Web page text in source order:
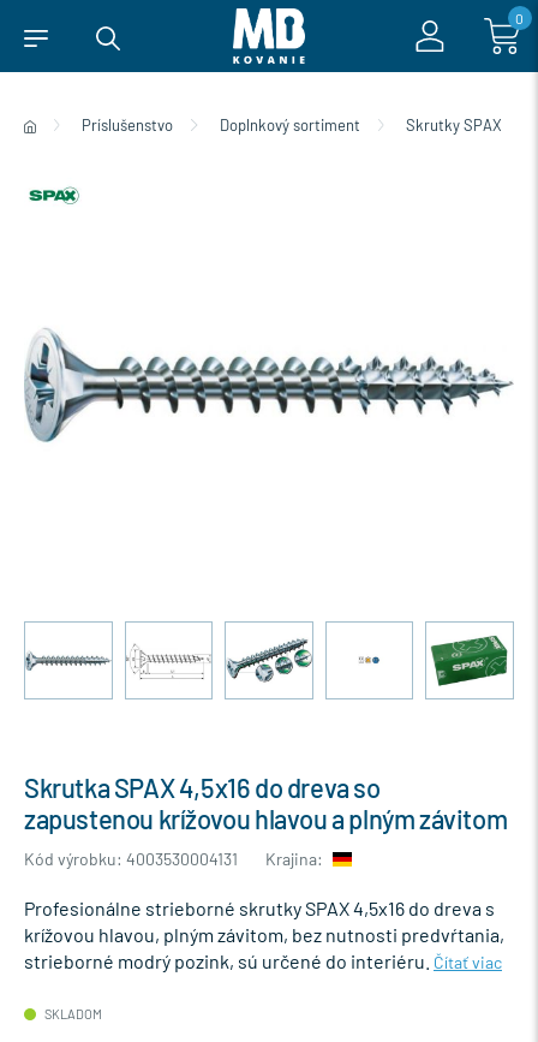
0
Príslušenstvo Doplnkový sortiment Skrutky SPAX
Skrutka SPAX 4,5x16 do dreva so
zapustenou krížovou hlavou a plným závitom
Kód výrobku: 4003530004131 Krajina:
Profesionálne strieborné skrutky SPAX 4,5x16 do dreva s
krížovou hlavou, plným závitom, bez nutnosti predvŕtania,
strieborné modrý pozink, sú určené do interiéru. Čítať viac
SKLADOM